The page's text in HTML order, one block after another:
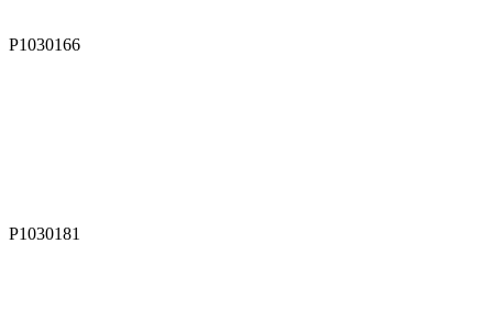
P1030166
P1030181